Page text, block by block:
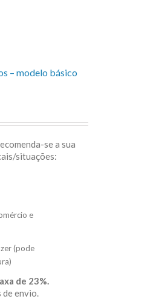
– modelo básico
se a sua
situações:
e
(pode
de 23%.
envio.